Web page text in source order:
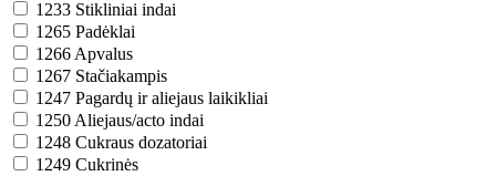
1233 Stikliniai indai
1265 Padėklai
1266 Apvalus
1267 Stačiakampis
1247 Pagardų ir aliejaus laikikliai
1250 Aliejaus/acto indai
1248 Cukraus dozatoriai
1249 Cukrinės